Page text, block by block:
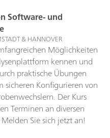
Software- und
& HANNOVER
Möglichkeiten
kennen und
praktische Übungen
sicheren Konfigurieren von
Der Kurs
Terminen an diversen
Sie sich jetzt an!